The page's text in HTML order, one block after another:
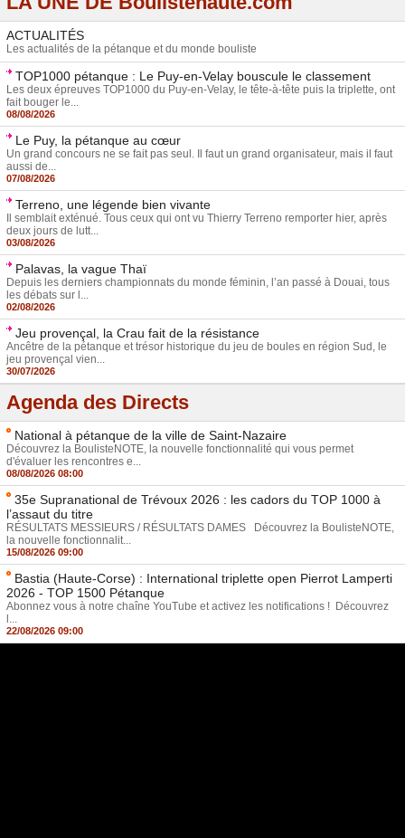
ACTUALITÉS
Les actualités de la pétanque et du monde bouliste
TOP1000 pétanque : Le Puy-en-Velay bouscule le classement
Les deux épreuves TOP1000 du Puy-en-Velay, le tête-à-tête puis la triplette, ont
fait bouger le...
08/08/2026
Le Puy, la pétanque au cœur
Un grand concours ne se fait pas seul. Il faut un grand organisateur, mais il faut
aussi de...
07/08/2026
Terreno, une légende bien vivante
Il semblait exténué. Tous ceux qui ont vu Thierry Terreno remporter hier, après
deux jours de lutt...
03/08/2026
Palavas, la vague Thaï
Depuis les derniers championnats du monde féminin, l’an passé à Douai, tous
les débats sur l...
02/08/2026
Jeu provençal, la Crau fait de la résistance
Ancêtre de la pétanque et trésor historique du jeu de boules en région Sud, le
jeu provençal vien...
30/07/2026
Agenda des Directs
National à pétanque de la ville de Saint-Nazaire
Découvrez la BoulisteNOTE, la nouvelle fonctionnalité qui vous permet
d'évaluer les rencontres e...
08/08/2026 08:00
35e Supranational de Trévoux 2026 : les cadors du TOP 1000 à
l’assaut du titre
RÉSULTATS MESSIEURS / RÉSULTATS DAMES Découvrez la BoulisteNOTE,
la nouvelle fonctionnalit...
15/08/2026 09:00
Bastia (Haute-Corse) : International triplette open Pierrot Lamperti
2026 - TOP 1500 Pétanque
Abonnez vous à notre chaîne YouTube et activez les notifications ! Découvrez
l...
22/08/2026 09:00